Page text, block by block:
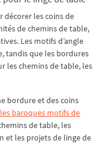
décorer les coins de
de chemins de table,
Les motifs d’angle
tandis que les bordures
les chemins de table, les
bordure et des coins
baroques motifs de
de table, les
et les projets de linge de